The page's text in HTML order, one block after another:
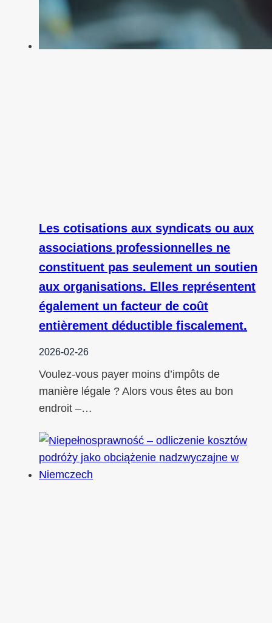
Les cotisations aux syndicats ou aux
associations professionnelles ne
constituent pas seulement un soutien
aux organisations. Elles représentent
également un facteur de coût
entièrement déductible fiscalement.
2026-02-26
Voulez-vous payer moins d’impôts de
manière légale ? Alors vous êtes au bon
endroit –…